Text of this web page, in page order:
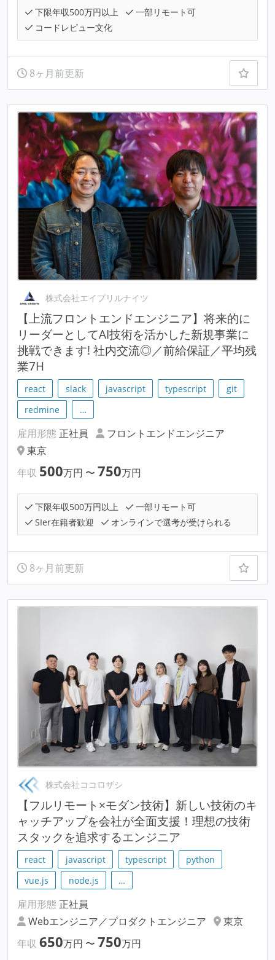
下限年収500万円以上
一部リモート可
コードレビュー文化
8ヶ月前更新
株式会社エイプリルナイツ
【上流フロントエンドエンジニア】将来的に
リーダーとしてAI技術を活かした新規事業に
挑戦できます! 社内交流◎／前給保証／平均残
業7H
react slack javascript typescript
git
redmine
…
雇用形態 正社員
フロントエンドエンジニア
東京
年収 500万円 〜 750万円
下限年収500万円以上
一部リモート可
SIer在籍者歓迎
オンラインで選考が受けられる
8ヶ月前更新
株式会社ココロザシ
【フルリモート×モダン技術】新しい技術のキ
ャッチアップを会社が全面支援！理想の技術
スタックを追求するエンジニア
react javascript typescript
python
vue.js
node.js …
雇用形態 正社員
Webエンジニア／プロダクトエンジニア
東京
年収 650万円 〜 750万円